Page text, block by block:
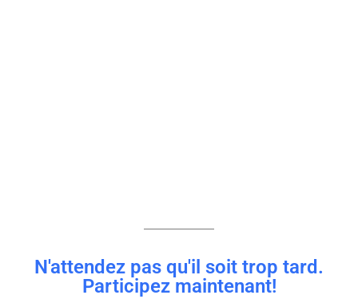
N'attendez pas qu'il soit trop tard.
Participez maintenant!